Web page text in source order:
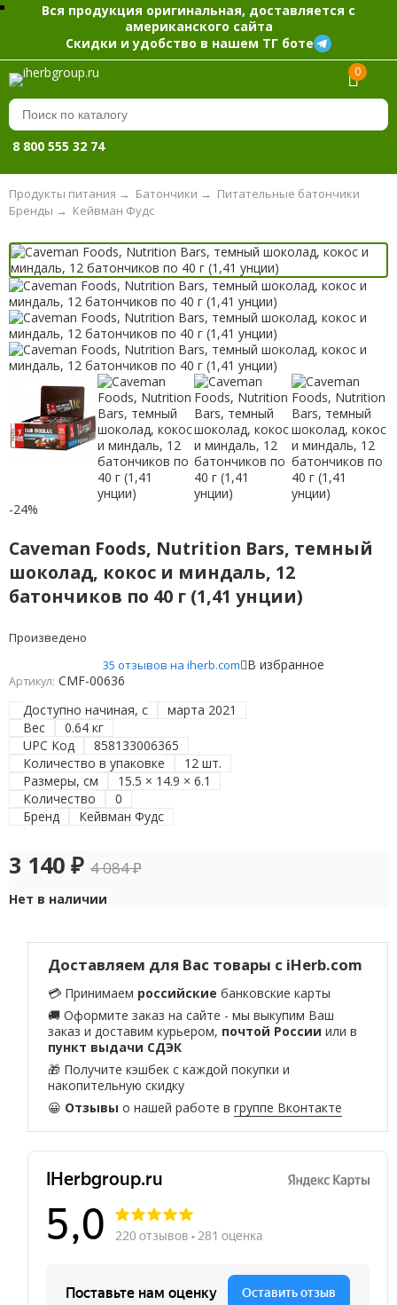
Вся продукция оригинальная, доставляется с
американского сайта
Скидки и удобство в нашем ТГ боте
0
8 800 555 32 74
Продукты питания → Батончики → Питательные батончики
Кейвман Фудс
Бренды →
-24%
Caveman Foods, Nutrition Bars, темный
шоколад, кокос и миндаль, 12
батончиков по 40 г (1,41 унции)
Произведено
35 отзывов на iherb.com В избранное
Артикул: CMF-00636
Доступно начиная, с
марта 2021
Вес
0.64 кг
UPC Код
858133006365
Количество в упаковке
12 шт.
Размеры, см
15.5 × 14.9 × 6.1
Количество
0
Бренд
Кейвман Фудс
3 140 ₽ 4 084₽
Нет в наличии
Доставляем для Вас товары с iHerb.com
💳 Принимаем российские банковские карты
🚚 Оформите заказ на сайте - мы выкупим Ваш
заказ и доставим курьером, почтой России или в
пункт выдачи СДЭК
🎁 Получите кэшбек с каждой покупки и
накопительную скидку
😀 Отзывы о нашей работе вгруппе Вконтакте